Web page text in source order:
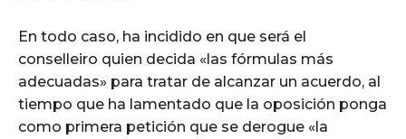
En todo caso, ha incidido en que será el
conselleiro quien decida «las fórmulas más
adecuadas» para tratar de alcanzar un acuerdo, al
tiempo que ha lamentado que la oposición ponga
como primera petición que se derogue «la